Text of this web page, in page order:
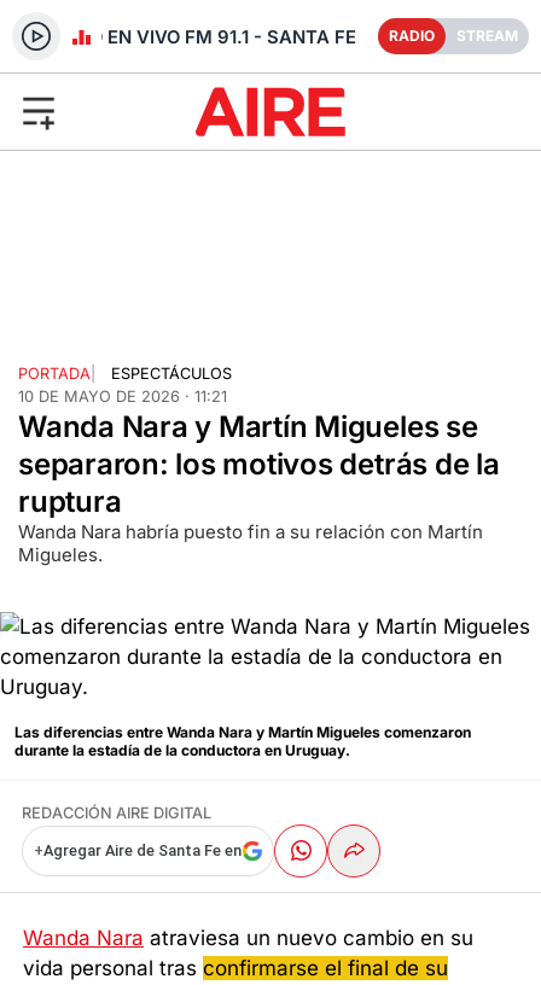
RADIO EN VIVO FM 91.1 - SANTA FE RADIO STREAM
PORTADA
ESPECTÁCULOS
10 DE MAYO DE 2026 · 11:21
Wanda Nara y Martín Migueles se
separaron: los motivos detrás de la
ruptura
Wanda Nara habría puesto fin a su relación con Martín
Migueles.
Las diferencias entre Wanda Nara y Martín Migueles comenzaron
durante la estadía de la conductora en Uruguay.
REDACCIÓN AIRE DIGITAL
+Agregar Aire de Santa Fe en
Wanda Nara atraviesa un nuevo cambio en su
vida personal trasconfirmarse el final de su